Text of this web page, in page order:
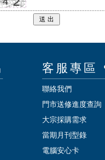
客服專區
聯絡我們
門市送修進度查詢
大宗採購需求
當期月刊型錄
電腦安心卡